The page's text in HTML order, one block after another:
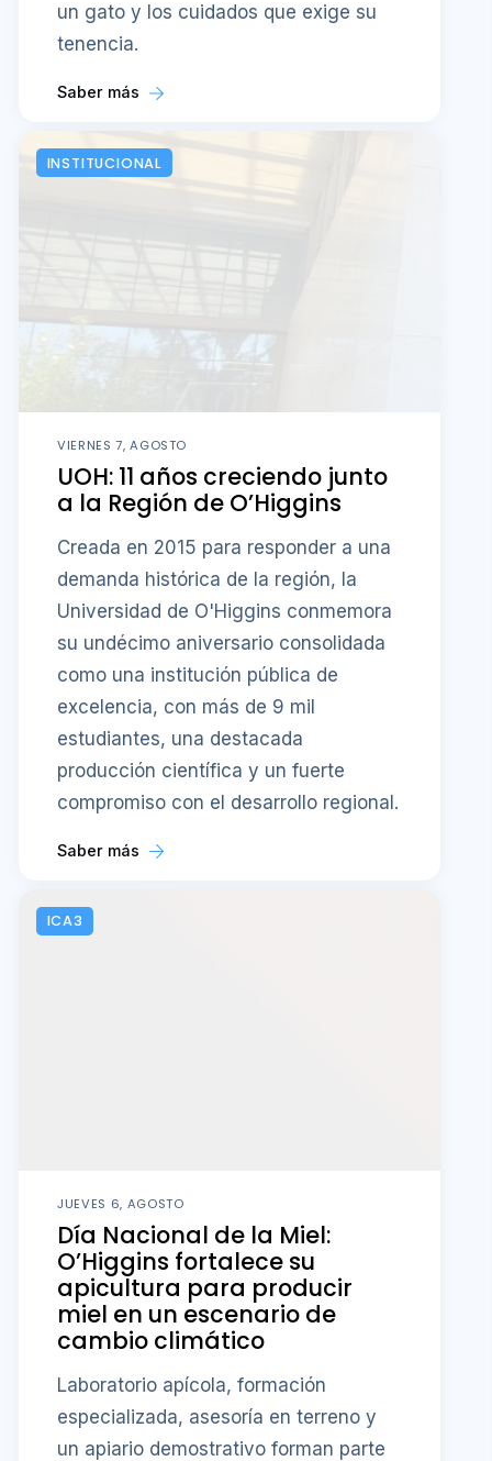
un gato y los cuidados que exige su
tenencia.
Saber más
INSTITUCIONAL
VIERNES 7, AGOSTO
UOH: 11 años creciendo junto
a la Región de O’Higgins
Creada en 2015 para responder a una
demanda histórica de la región, la
Universidad de O'Higgins conmemora
su undécimo aniversario consolidada
como una institución pública de
excelencia, con más de 9 mil
estudiantes, una destacada
producción científica y un fuerte
compromiso con el desarrollo regional.
Saber más
ICA3
JUEVES 6, AGOSTO
Día Nacional de la Miel:
O’Higgins fortalece su
apicultura para producir
miel en un escenario de
cambio climático
Laboratorio apícola, formación
especializada, asesoría en terreno y
un apiario demostrativo forman parte